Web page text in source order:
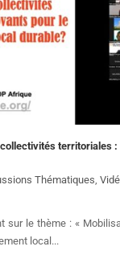
territoriales
Thématiques,
sur le thème : «
local...